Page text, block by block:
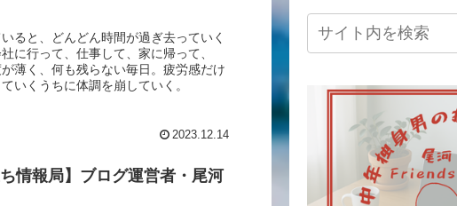
ると、どんどん時間が過ぎ去っていく
に行って、仕事して、家に帰って、
薄く、何も残らない毎日。疲労感だけ
いくうちに体調を崩していく。
2023.12.14
情報局】ブログ運営者・尾河